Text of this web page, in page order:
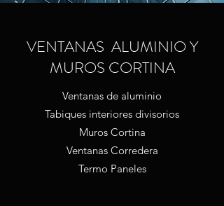
VENTANAS ALUMINIO Y
MUROS CORTINA
Ventanas de aluminio
Tabiques interiores divisorios
Muros Cortina
Ventanas Corredera
Termo Paneles